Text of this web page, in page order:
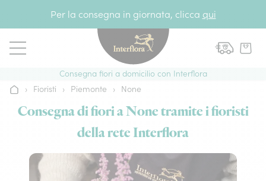
Per la consegna in giornata, clicca qui
Consegna fiori a domicilio con Interflora
Home› Fioristi › Piemonte › None
Consegna di fiori a None tramite i fioristi
della rete Interflora